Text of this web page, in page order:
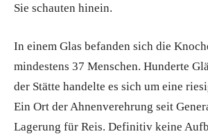
Sie schauten hinein.
In einem Glas befanden sich die
mindestens 37 Menschen. Hunderte
der Stätte handelte es sich um eine
Ein Ort der Ahnenverehrung seit
Lagerung für Reis. Definitiv keine